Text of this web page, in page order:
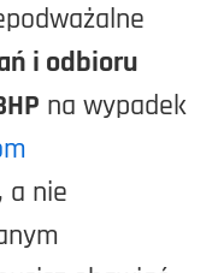
i odbioru
na wypadek
, a nie